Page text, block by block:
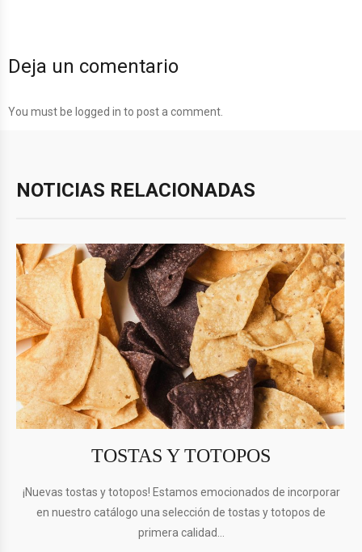
Deja un comentario
You must be logged in to post a comment.
NOTICIAS RELACIONADAS
TOSTAS Y TOTOPOS
¡Nuevas tostas y totopos! Estamos emocionados de incorporar
en nuestro catálogo una selección de tostas y totopos de
primera calidad…